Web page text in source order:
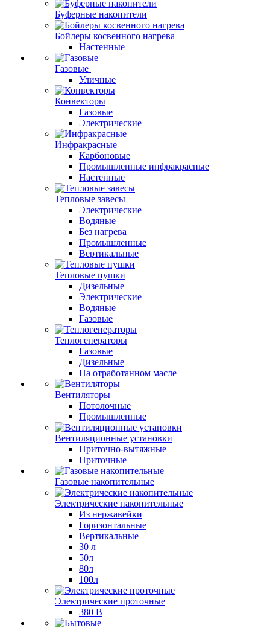
Буферные накопители
Бойлеры косвенного нагрева
Настенные
Газовые
Уличные
Конвекторы
Газовые
Электрические
Инфракрасные
Карбоновые
Промышленные инфракрасные
Настенные
Тепловые завесы
Электрические
Водяные
Без нагрева
Промышленные
Вертикальные
Тепловые пушки
Дизельные
Электрические
Водяные
Газовые
Теплогенераторы
Газовые
Дизельные
На отработанном масле
Вентиляторы
Потолочные
Промышленные
Вентиляционные установки
Приточно-вытяжные
Приточные
Газовые накопительные
Электрические накопительные
Из нержавейки
Горизонтальные
Вертикальные
30 л
50л
80л
100л
Электрические проточные
380 В